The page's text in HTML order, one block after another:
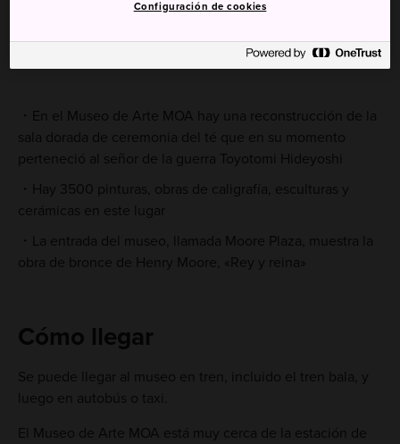
En el Museo de Arte MOA hay una reconstrucción de la
sala dorada de ceremonia del té que en su momento
perteneció al señor de la guerra Toyotomi Hideyoshi
Hay 3500 pinturas, obras de caligrafía, esculturas y
cerámicas en este lugar
La entrada del museo, llamada Moore Plaza, muestra la
obra de bronce de Henry Moore, «Rey y reina»
Cómo llegar
Se puede llegar al museo en tren, incluido el tren bala, y
luego en autobús o taxi.
El Museo de Arte MOA está muy cerca de la estación de
Configuración de cookies